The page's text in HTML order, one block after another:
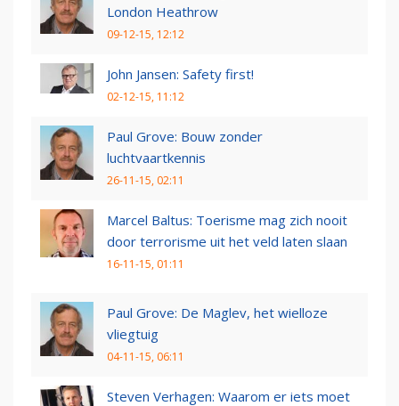
London Heathrow
09-12-15, 12:12
John Jansen: Safety first!
02-12-15, 11:12
Paul Grove: Bouw zonder
luchtvaartkennis
26-11-15, 02:11
Marcel Baltus: Toerisme mag zich nooit
door terrorisme uit het veld laten slaan
16-11-15, 01:11
Paul Grove: De Maglev, het wielloze
vliegtuig
04-11-15, 06:11
Steven Verhagen: Waarom er iets moet